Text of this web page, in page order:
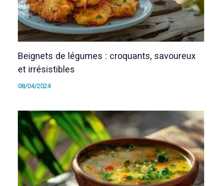
Beignets de légumes : croquants, savoureux
et irrésistibles
08/04/2024